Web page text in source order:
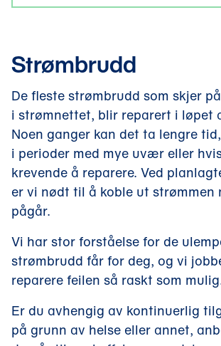
Strømbrudd
De fleste strømbrudd som skjer
i strømnettet, blir reparert i løpet
Noen ganger kan det ta lengre
i perioder med mye uvær eller
krevende å reparere. Ved
er vi nødt til å koble ut strømmen
pågår.
Vi har stor forståelse for de
strømbrudd får for deg, og vi
reparere feilen så raskt som
Er du avhengig av kontinuerlig
på grunn av helse eller annet,